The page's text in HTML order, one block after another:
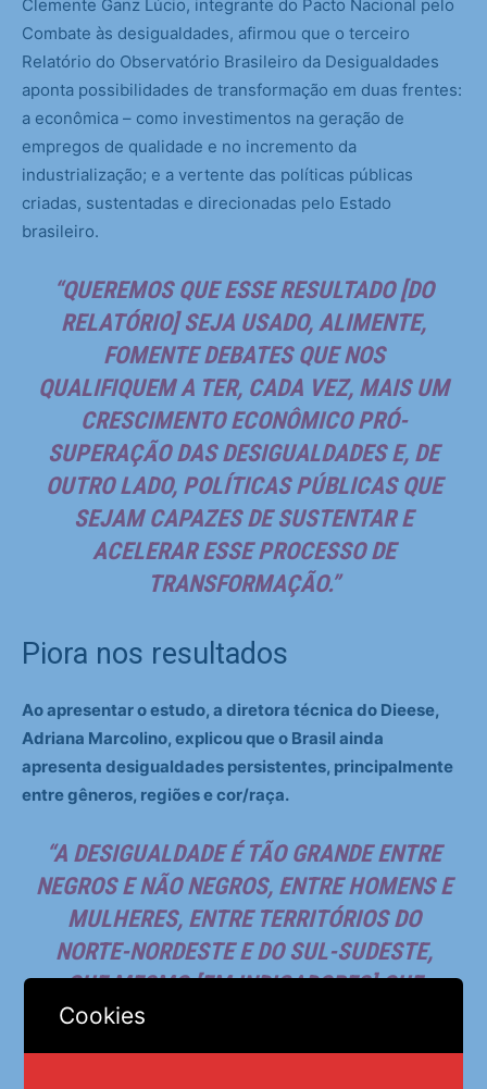
Clemente Ganz Lúcio, integrante do Pacto Nacional pelo
Combate às desigualdades, afirmou que o terceiro
Relatório do Observatório Brasileiro da Desigualdades
aponta possibilidades de transformação em duas frentes:
a econômica – como investimentos na geração de
empregos de qualidade e no incremento da
industrialização; e a vertente das políticas públicas
criadas, sustentadas e direcionadas pelo Estado
brasileiro.
“QUEREMOS QUE ESSE RESULTADO [DO
RELATÓRIO] SEJA USADO, ALIMENTE,
FOMENTE DEBATES QUE NOS
QUALIFIQUEM A TER, CADA VEZ, MAIS UM
CRESCIMENTO ECONÔMICO PRÓ-
SUPERAÇÃO DAS DESIGUALDADES E, DE
OUTRO LADO, POLÍTICAS PÚBLICAS QUE
SEJAM CAPAZES DE SUSTENTAR E
ACELERAR ESSE PROCESSO DE
TRANSFORMAÇÃO.”
Piora nos resultados
Ao apresentar o estudo, a diretora técnica do Dieese,
Adriana Marcolino, explicou que o Brasil ainda
apresenta desigualdades persistentes, principalmente
entre gêneros, regiões e cor/raça.
“A DESIGUALDADE É TÃO GRANDE ENTRE
NEGROS E NÃO NEGROS, ENTRE HOMENS E
MULHERES, ENTRE TERRITÓRIOS DO
NORTE-NORDESTE E DO SUL-SUDESTE,
QUE MESMO [EM INDICADORES] QUE
CRESCERAM ACIMA DA MÉDIA, AS
DESIGUALDADES AINDA SÃO BASTANTE
Cookies